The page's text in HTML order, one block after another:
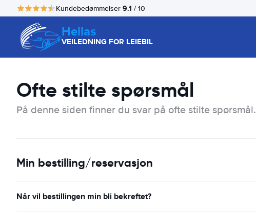
Kundebedømmelser 9.1 / 10
Hellas
VEILEDNING FOR LEIEBIL
Ofte stilte spørsmål
På denne siden finner du svar på ofte stilte spørsmål.
Min bestilling/reservasjon
Når vil bestillingen min bli bekreftet?